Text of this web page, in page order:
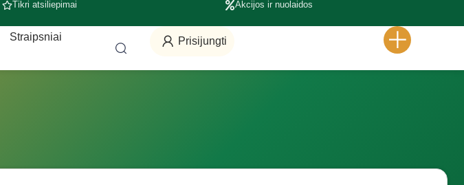
Tikri atsiliepimai Akcijos ir nuolaidos
Straipsniai Prisijungti